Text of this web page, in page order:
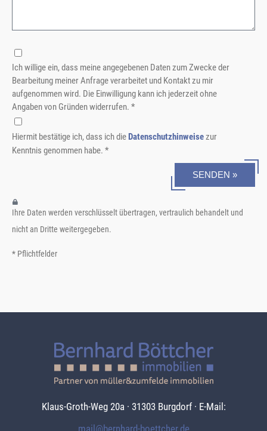
Klaus-Groth-Weg 20a · 31303 Burgdorf · E-Mail:
mail@bernhard-boettcher.de
Ich willige ein, dass meine angegebenen Daten zum Zwecke der
Bearbeitung meiner Anfrage verarbeitet und Kontakt zu mir
aufgenommen wird. Die Einwilligung kann ich jederzeit ohne
Angaben von Gründen widerrufen. *
Hiermit bestätige ich, dass ich dieDatenschutzhinweisezur
Kenntnis genommen habe. *
SENDEN »
Ihre Daten werden verschlüsselt übertragen, vertraulich behandelt und
nicht an Dritte weitergegeben.
* Pflichtfelder